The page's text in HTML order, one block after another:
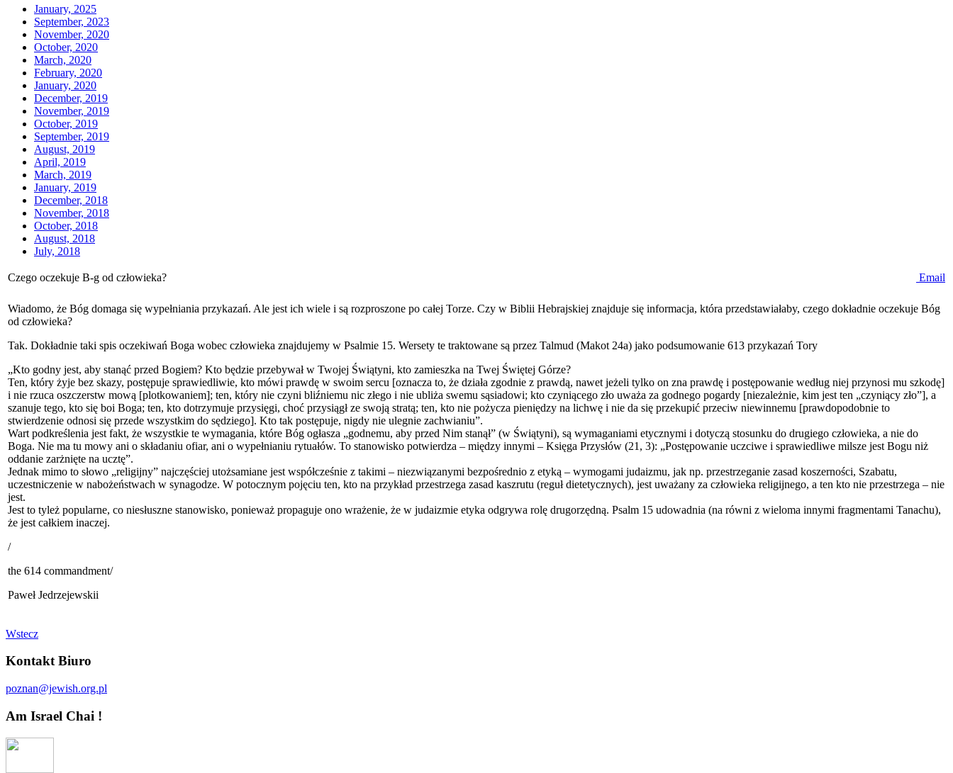
January, 2025
September, 2023
November, 2020
October, 2020
March, 2020
February, 2020
January, 2020
December, 2019
November, 2019
October, 2019
September, 2019
August, 2019
April, 2019
March, 2019
January, 2019
December, 2018
November, 2018
October, 2018
August, 2018
July, 2018
Czego oczekuje B-g od człowieka? Email
Wiadomo, że Bóg domaga się wypełniania przykazań. Ale jest ich wiele i są rozproszone po całej Torze. Czy w Biblii Hebrajskiej znajduje się informacja, która przedstawiałaby, czego dokładnie oczekuje Bóg
od człowieka?
Tak. Dokładnie taki spis oczekiwań Boga wobec człowieka znajdujemy w Psalmie 15. Wersety te traktowane są przez Talmud (Makot 24a) jako podsumowanie 613 przykazań Tory
„Kto godny jest, aby stanąć przed Bogiem? Kto będzie przebywał w Twojej Świątyni, kto zamieszka na Twej Świętej Górze?
Ten, który żyje bez skazy, postępuje sprawiedliwie, kto mówi prawdę w swoim sercu [oznacza to, że działa zgodnie z prawdą, nawet jeżeli tylko on zna prawdę i postępowanie według niej przynosi mu szkodę]
i nie rzuca oszczerstw mową [plotkowaniem]; ten, który nie czyni bliźniemu nic złego i nie ubliża swemu sąsiadowi; kto czyniącego zło uważa za godnego pogardy [niezależnie, kim jest ten „czyniący zło”], a
szanuje tego, kto się boi Boga; ten, kto dotrzymuje przysięgi, choć przysiągł ze swoją stratą; ten, kto nie pożycza pieniędzy na lichwę i nie da się przekupić przeciw niewinnemu [prawdopodobnie to
stwierdzenie odnosi się przede wszystkim do sędziego]. Kto tak postępuje, nigdy nie ulegnie zachwianiu”.
Wart podkreślenia jest fakt, że wszystkie te wymagania, które Bóg ogłasza „godnemu, aby przed Nim stanął” (w Świątyni), są wymaganiami etycznymi i dotyczą stosunku do drugiego człowieka, a nie do
Boga. Nie ma tu mowy ani o składaniu ofiar, ani o wypełnianiu rytuałów. To stanowisko potwierdza – między innymi – Księga Przysłów (21, 3): „Postępowanie uczciwe i sprawiedliwe milsze jest Bogu niż
oddanie zarżnięte na ucztę”.
Jednak mimo to słowo „religijny” najczęściej utożsamiane jest współcześnie z takimi – niezwiązanymi bezpośrednio z etyką – wymogami judaizmu, jak np. przestrzeganie zasad koszerności, Szabatu,
uczestniczenie w nabożeństwach w synagodze. W potocznym pojęciu ten, kto na przykład przestrzega zasad kaszrutu (reguł dietetycznych), jest uważany za człowieka religijnego, a ten kto nie przestrzega – nie
jest.
Jest to tyleż popularne, co niesłuszne stanowisko, ponieważ propaguje ono wrażenie, że w judaizmie etyka odgrywa rolę drugorzędną. Psalm 15 udowadnia (na równi z wieloma innymi fragmentami Tanachu),
że jest całkiem inaczej.
/
the 614 commandment/
Paweł Jedrzejewskii
Wstecz
Kontakt Biuro
poznan@jewish.org.pl
Am Israel Chai !